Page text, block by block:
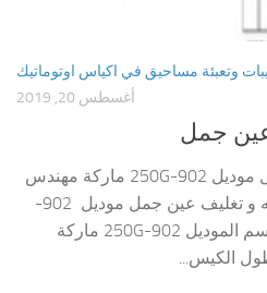
وتعبئة مساحيق في اكياس اوتوماتيك
أغسطس 20, 2019
عين جمل
مكائن تعبيه و تغليف عين جمل موديل 902-250G ماركة مهندس
منسي مواصفات مكائن تعبيه و تغليف عين جمل موديل 902-
250G ماركة مهندس منسي اسم الموديل 902-250G ماركة
الكيس...